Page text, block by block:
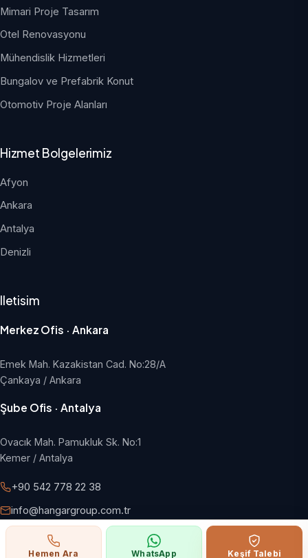
Mimari Proje Tasarım
Otel Renovasyonu
Mühendislik Hizmetleri
Bungalov ve Prefabrik Konut
Otomotiv Proje Alanları
Hizmet Bolgelerimiz
Afyon
Ankara
Antalya
Denizli
Iletisim
Merkez Ofis · Ankara
Emek Mah. Kazakistan Cad. No:28/A
Çankaya / Ankara
Şube Ofis · Antalya
Ovacık Mah. Pamukluk Sk. No:1
Kemer / Antalya
+90 542 778 22 38
info@hangargroup.com.tr
Pazartesi - Cuma, 09:00 - 18:00
Hemen Ara WhatsApp Keşif Talebi